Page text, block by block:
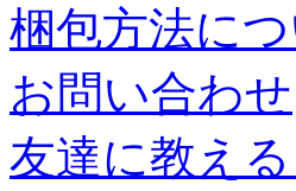
梱包方法に
お問い合わせ
友達に教える